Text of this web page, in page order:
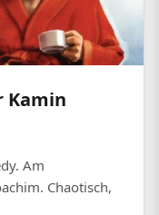
Kamin
Am
Chaotisch,